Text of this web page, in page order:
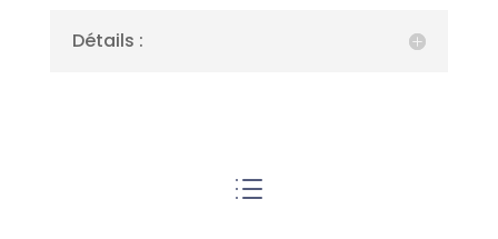
Détails :
d